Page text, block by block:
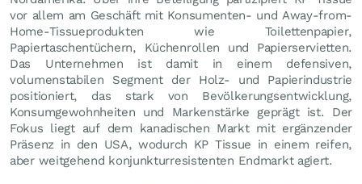
vor allem am Geschäft mit Konsumenten- und Away-from-
Home-Tissueprodukten wie Toilettenpapier,
Papiertaschentüchern, Küchenrollen und Papierservietten.
Das Unternehmen ist damit in einem defensiven,
volumenstabilen Segment der Holz- und Papierindustrie
positioniert, das stark von Bevölkerungsentwicklung,
Konsumgewohnheiten und Markenstärke geprägt ist. Der
Fokus liegt auf dem kanadischen Markt mit ergänzender
Präsenz in den USA, wodurch KP Tissue in einem reifen,
aber weitgehend konjunkturresistenten Endmarkt agiert.